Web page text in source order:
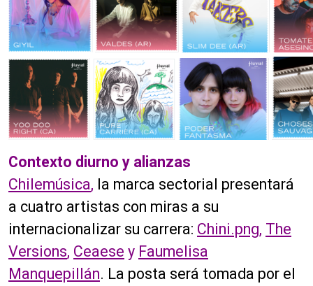
Contexto diurno y alianzas
Chilemúsica, la marca sectorial presentará
a cuatro artistas con miras a su
internacionalizar su carrera: Chini.png, The
Versions, Ceaese y Faumelisa
Manquepillán. La posta será tomada por el